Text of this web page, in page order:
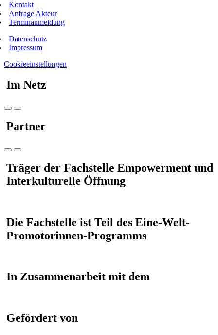
Kontakt
Anfrage Akteur
Terminanmeldung
Datenschutz
Impressum
Cookieeinstellungen
Im Netz
Partner
Träger der Fachstelle Empowerment und
Interkulturelle Öffnung
Die Fachstelle ist Teil des Eine-Welt-
Promotorinnen-Programms
In Zusammenarbeit mit dem
Gefördert von